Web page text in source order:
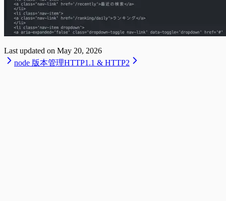
Last updated on May 20, 2026
node 版本管理HTTP1.1 & HTTP2